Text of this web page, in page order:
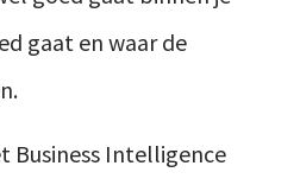
gaat en waar de
Business Intelligence